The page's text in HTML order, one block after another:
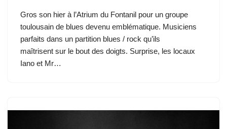
Gros son hier à l’Atrium du Fontanil pour un groupe
toulousain de blues devenu emblématique. Musiciens
parfaits dans un partition blues / rock qu’ils
maîtrisent sur le bout des doigts. Surprise, les locaux
Iano et Mr…